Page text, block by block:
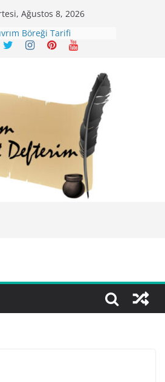
Ağustos 8, 2026
Köfte Tarifi – Sivas
Böreği Tarifi
Pilavı Tarifi